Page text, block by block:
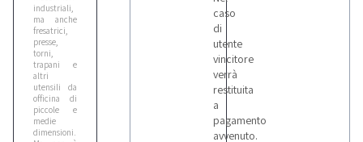
industriali,
ma anche
fresatrici,
presse,
torni,
trapani e
altri
utensili da
officina di
piccole e
medie
dimensioni.
caso
di
utente
vincitore
verrà
restituita
a
pagamento
avvenuto.